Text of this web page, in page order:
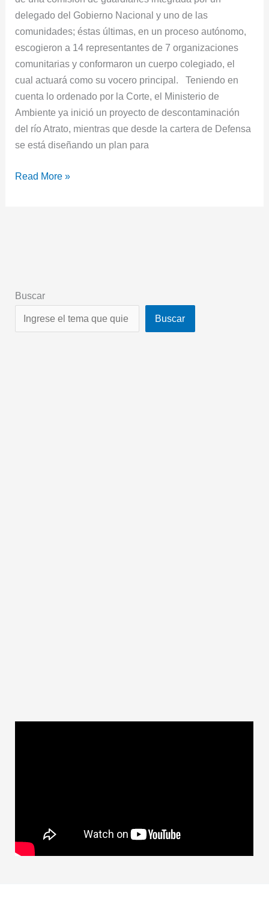
delegado del Gobierno Nacional y uno de las
comunidades; éstas últimas, en un proceso autónomo,
escogieron a 14 representantes de 7 organizaciones
comunitarias y conformaron un cuerpo colegiado, el
cual actuará como su vocero principal. Teniendo en
cuenta lo ordenado por la Corte, el Ministerio de
Ambiente ya inició un proyecto de descontaminación
del río Atrato, mientras que desde la cartera de Defensa
se está diseñando un plan para
Read More »
Buscar
Buscar